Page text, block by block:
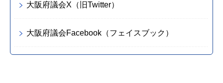
大阪府議会X（旧Twitter）
大阪府議会Facebook（フェイスブック）